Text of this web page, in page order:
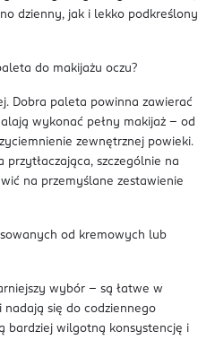
dzienny, jak i lekko podkreślony
do makijażu oczu?
Dobra paleta powinna zawierać
wykonać pełny makijaż – od
zewnętrznej powieki.
szczególnie na
na przemyślane zestawienie
od kremowych lub
wybór – są łatwe w
nadają się do codziennego
bardziej wilgotną konsystencję i